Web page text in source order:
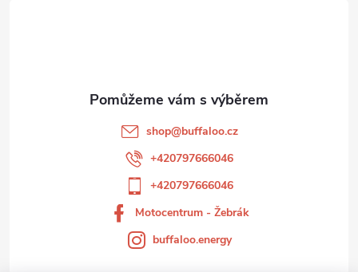
shop@buffaloo.cz
+420797666046
+420797666046
Motocentrum - Žebrák
buffaloo.energy